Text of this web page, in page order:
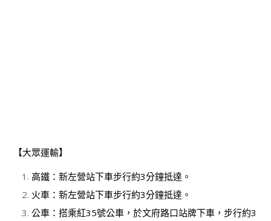
【大眾運輸】
高鐵：新左營站下車步行約3分鐘抵達。
火車：新左營站下車步行約3分鐘抵達。
公車：搭乘紅35號公車，於文府路口站牌下車，步行約3